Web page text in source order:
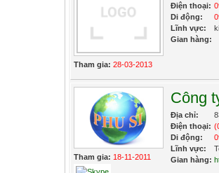
Tham gia: 28-03-2013
Điện thoại:
Di động:
Lĩnh vực:
Gian hàng:
Tham gia: 18-11-2011
Công
Địa chỉ:
Điện thoại:
Di động:
Lĩnh vực:
Gian hàng: